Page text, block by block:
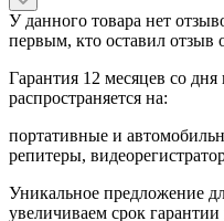
У данного товара нет
первым, кто оставил отзыв
Гарантия 12 месяцев со
распространяется на:
портативные и
репитеры,
Уникальное предложение
увеличиваем срок